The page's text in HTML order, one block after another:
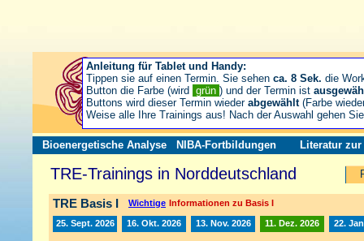
Bioenergetische Analyse NIBA-Fortbildungen Literatur zur
TRE-Trainings in Norddeutschland
TRE Basis I Wichtige Informationen zu Basis I
25. Sept. 2026 16. Okt. 2026 13. Nov. 2026 11. Dez. 2026 22.
Anleitung für Tablet und Handy:
Tippen sie auf einen Termin. Sie sehen ca. 8 Sek. die
Button die Farbe (wird grün ) und der Termin ist
Buttons wird dieser Termin wieder abgewählt(Farbe
Weise alle Ihre Trainings aus! Nach der Auswahl gehen